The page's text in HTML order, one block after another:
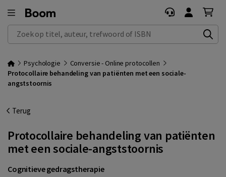
Zoek op titel, auteur, trefwoord of ISBN
Psychologie
Conversie - Online protocollen
Protocollaire behandeling van patiënten met een sociale-
angststoornis
Terug
Protocollaire behandeling van patiënten
met een sociale-angststoornis
Cognitieve gedragstherapie